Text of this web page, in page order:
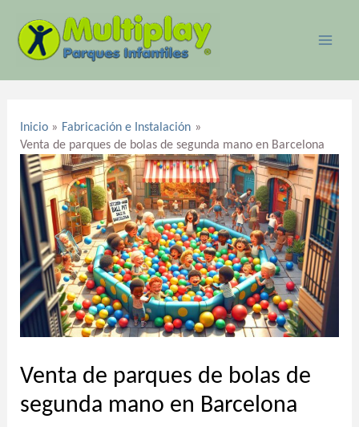
contenido
Inicio
Fabricación e Instalación
Venta de parques de bolas de segunda mano en Barcelona
Venta de parques de bolas de
segunda mano en Barcelona
entradas